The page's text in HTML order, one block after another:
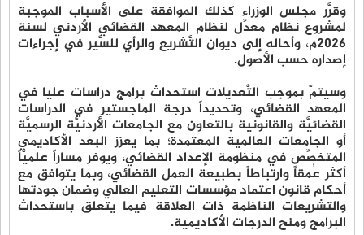
وقرَّر مجلس الوزراء كذلك الموافقة على الأسباب الموجبة
لمشروع نظام معدِّل لنظام المعهد القضائي الأردني لسنة
2026م، وأحاله إلى ديوان التَّشريع والرأي للسَّير في إجراءات
إصداره حسب الأصول.
وسيتمّ بموجب التَّعديلات استحداث برامج دراسات عليا في
المعهد القضائي، وتحديداً درجة الماجستير في الدراسات
القضائيَّة والقانونية بالتعاون مع الجامعات الأردنيَّة الرسميَّة
أو الجامعات العالمية المعتمدة؛ بما يعزز البعد الأكاديمي
المتخصِّص في منظومة الإعداد القضائي، ويوفر مساراً علميَّاً
أكثر عُمقاً وارتباطاً بطبيعة العمل القضائي، وبما يتوافق مع
أحكام قانون اعتماد مؤسسات التعليم العالي وضمان جودتها
والتشريعات الناظمة ذات العلاقة فيما يتعلق باستحداث
البرامج ومنح الدرجات الأكاديمية.